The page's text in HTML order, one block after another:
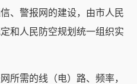
、警报网的建设，由市人民
和人民防空规划统一组织实
所需的线（电）路、频率，